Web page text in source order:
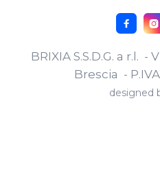
BRIXIA S.S.D.G. a r.l. -
Brescia - P.IVA
designed
 